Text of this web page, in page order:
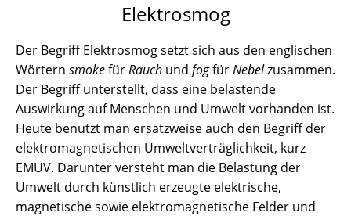
Elektrosmog
Der Begriff Elektrosmog setzt sich aus den englischen
Wörtern smokefürRauch und fogfürNebelzusammen.
Der Begriff unterstellt, dass eine belastende
Auswirkung auf Menschen und Umwelt vorhanden ist.
Heute benutzt man ersatzweise auch den Begriff der
elektromagnetischen Umweltverträglichkeit, kurz
EMUV. Darunter versteht man die Belastung der
Umwelt durch künstlich erzeugte elektrische,
magnetische sowie elektromagnetische Felder und